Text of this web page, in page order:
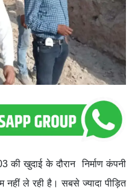
की खुदाई के दौरान निर्माण कंपनी
नहीं ले रही है। सबसे ज्यादा पीड़ित